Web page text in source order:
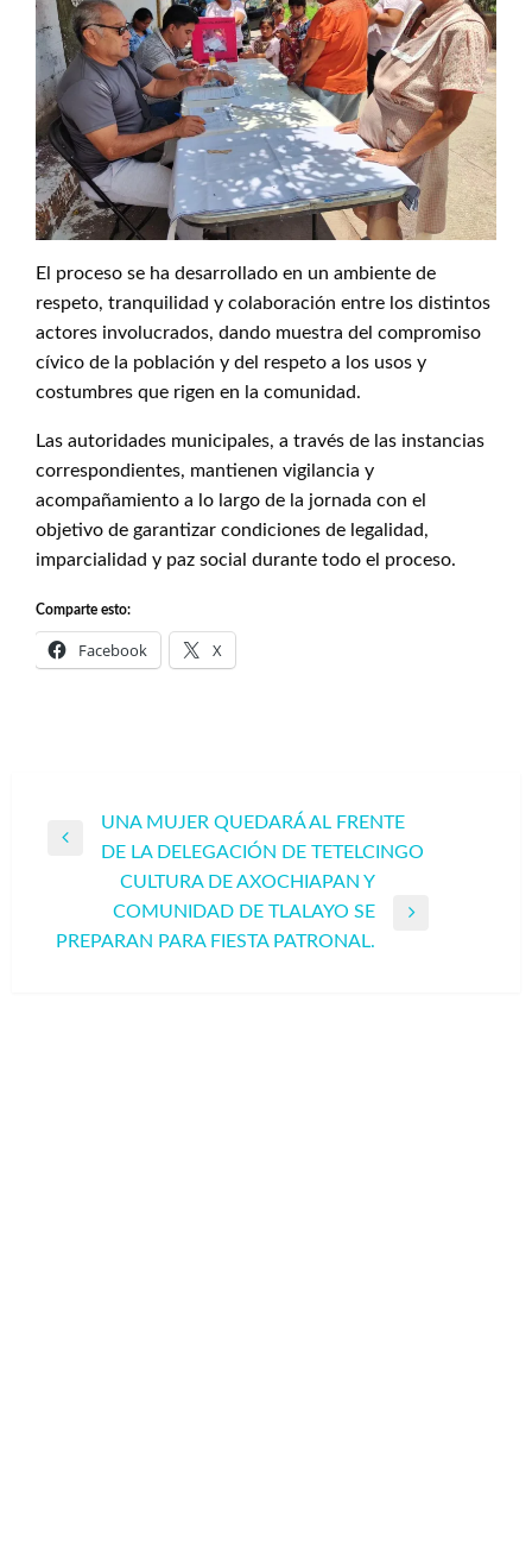
El proceso se ha desarrollado en un ambiente de
respeto, tranquilidad y colaboración entre los distintos
actores involucrados, dando muestra del compromiso
cívico de la población y del respeto a los usos y
costumbres que rigen en la comunidad.
Las autoridades municipales, a través de las instancias
correspondientes, mantienen vigilancia y
acompañamiento a lo largo de la jornada con el
objetivo de garantizar condiciones de legalidad,
imparcialidad y paz social durante todo el proceso.
Comparte esto:
Facebook X
Navegación
entradas
Entrada
UNA MUJER QUEDARÁ AL FRENTE
DE LA DELEGACIÓN DE TETELCINGO
CULTURA DE AXOCHIAPAN Y
COMUNIDAD DE TLALAYO SE
PREPARAN PARA FIESTA PATRONAL.